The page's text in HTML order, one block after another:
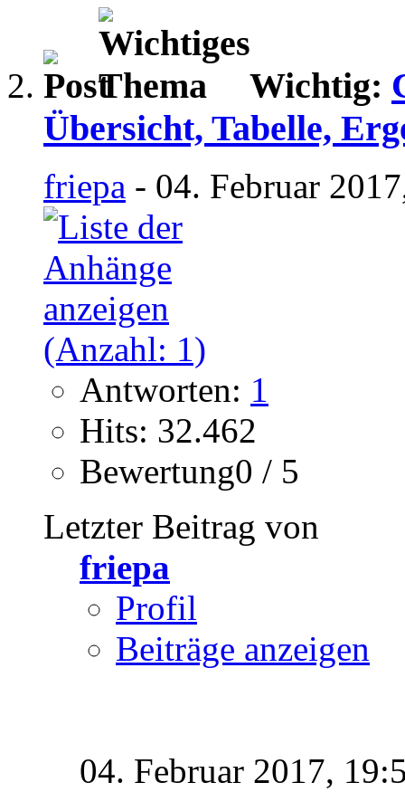
Wichtig:
Übersicht, Tabelle,
friepa - 04. Februar
Antworten: 1
Hits: 32.462
Bewertung0 / 5
Letzter Beitrag von
friepa
Profil
Beiträge anzeigen
04. Februar 2017,